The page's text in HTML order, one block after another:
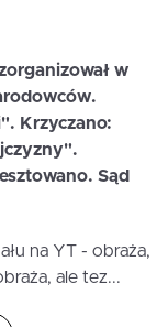
w
Krzyczano:
Sąd
na YT - obraża,
ale tez...